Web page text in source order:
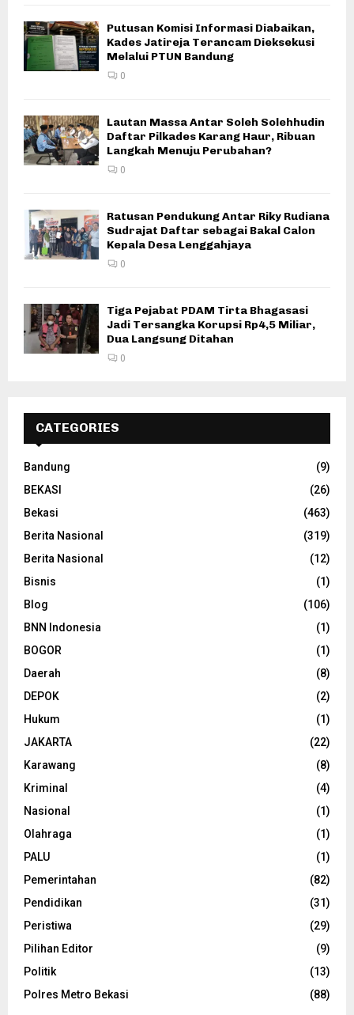
Putusan Komisi Informasi Diabaikan,
Kades Jatireja Terancam Dieksekusi
Melalui PTUN Bandung
0
Lautan Massa Antar Soleh Solehhudin
Daftar Pilkades Karang Haur, Ribuan
Langkah Menuju Perubahan?
0
Ratusan Pendukung Antar Riky Rudiana
Sudrajat Daftar sebagai Bakal Calon
Kepala Desa Lenggahjaya
0
Tiga Pejabat PDAM Tirta Bhagasasi
Jadi Tersangka Korupsi Rp4,5 Miliar,
Dua Langsung Ditahan
0
CATEGORIES
Bandung
(9)
BEKASI
(26)
Bekasi
(463)
Berita Nasional
(319)
Berita Nasional
(12)
Bisnis
(1)
Blog
(106)
BNN Indonesia
(1)
BOGOR
(1)
Daerah
(8)
DEPOK
(2)
Hukum
(1)
JAKARTA
(22)
Karawang
(8)
Kriminal
(4)
Nasional
(1)
Olahraga
(1)
PALU
(1)
Pemerintahan
(82)
Pendidikan
(31)
Peristiwa
(29)
Pilihan Editor
(9)
Politik
(13)
Polres Metro Bekasi
(88)